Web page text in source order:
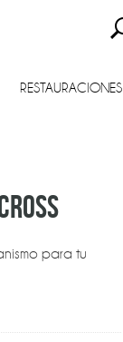
RESTAURACIONES
para tu